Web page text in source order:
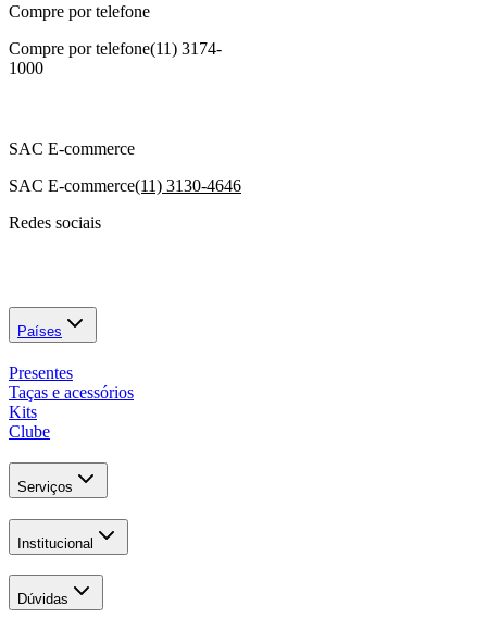
Compre por telefone
Compre por telefone(11) 3174-
1000
SAC E-commerce
SAC E-commerce(11) 3130-4646
Redes sociais
Países
Presentes
Taças e acessórios
Kits
Clube
Serviços
Institucional
Dúvidas